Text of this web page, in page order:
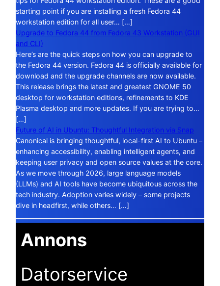
starting point if you are installing a fresh Fedora 44
workstation edition for all user… […]
Upgrade to Fedora 44 from Fedora 43 Workstation (GUI
and CLI)
Here’s are the quick steps on how you can upgrade to
the Fedora 44 version. Fedora 44 is officially available for
download and the upgrade channels are now available.
This release brings the latest and greatest GNOME 50
desktop for workstation editions, refinements to KDE
Plasma desktop and more updates. If you are trying to…
[…]
Future of AI in Ubuntu: Thoughtful Integration via Snap
Canonical is bringing thoughtful, local-first AI to Ubuntu –
enhancing accessibility, enabling intelligent agents, and
keeping user privacy and open source values at the core.
As we move through 2026, large language models
(LLMs) and AI tools have become ubiquitous across the
tech industry. Adoption varies widely – some projects
dive in headfirst, while others… […]
Annons
Datorservice